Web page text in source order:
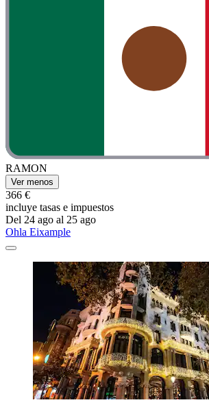
RAMON
Ver menos
366 €
incluye tasas e impuestos
Del 24 ago al 25 ago
Ohla Eixample